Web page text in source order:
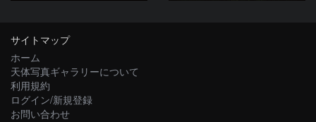
サイトマップ
ホーム
天体写真ギャラリーについて
利用規約
ログイン/新規登録
お問い合わせ